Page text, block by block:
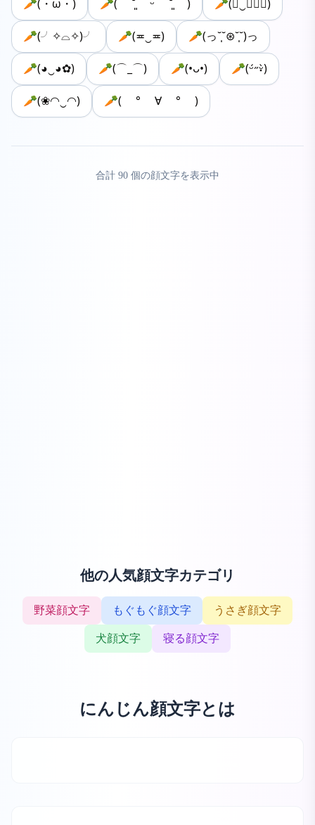
🥕(・ω・) 🥕( ˘͈ ᵕ ˘͈ ) 🥕(◡‿◡ฺ✿)
🥕(╯✧⌓✧)╯ 🥕(≖‿≖) 🥕(っ˘̩˘⊛˘̩˘)っ
🥕(◕‿◕✿) 🥕(⌒_⌒) 🥕(•ᴗ•) 🥕(ᵕ́˶ᵕ͓̀)
🥕(❀◠‿◠) 🥕( ° ∀ ° )
合計 90 個の顔文字を表示中
他の人気顔文字カテゴリ
野菜顔文字 もぐもぐ顔文字 うさぎ顔文字
犬顔文字 寝る顔文字
にんじん顔文字とは